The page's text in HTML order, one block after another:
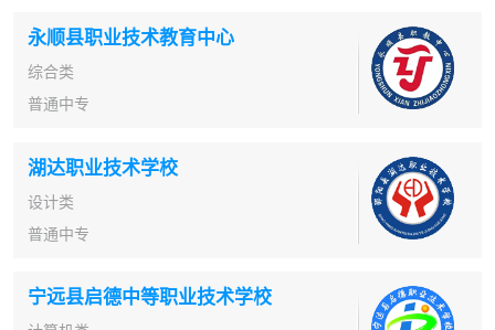
永顺县职业技术教育中心
综合类
普通中专
湖达职业技术学校
设计类
普通中专
宁远县启德中等职业技术学校